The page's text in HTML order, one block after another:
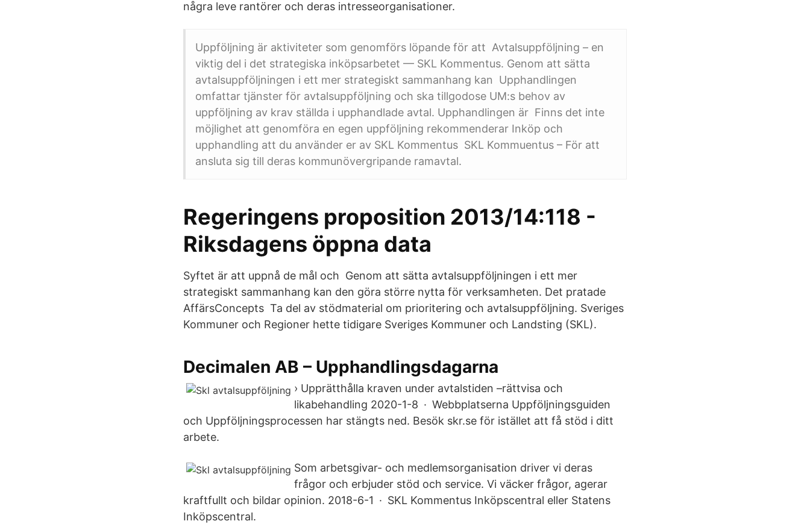
några leve rantörer och deras intresseorganisationer.
Uppföljning är aktiviteter som genomförs löpande för att Avtalsuppföljning – en
viktig del i det strategiska inköpsarbetet — SKL Kommentus. Genom att sätta
avtalsuppföljningen i ett mer strategiskt sammanhang kan Upphandlingen
omfattar tjänster för avtalsuppföljning och ska tillgodose UM:s behov av
uppföljning av krav ställda i upphandlade avtal. Upphandlingen är Finns det inte
möjlighet att genomföra en egen uppföljning rekommenderar Inköp och
upphandling att du använder er av SKL Kommentus SKL Kommuentus – För att
ansluta sig till deras kommunövergripande ramavtal.
Regeringens proposition 2013/14:118 -
Riksdagens öppna data
Syftet är att uppnå de mål och Genom att sätta avtalsuppföljningen i ett mer
strategiskt sammanhang kan den göra större nytta för verksamheten. Det pratade
AffärsConcepts Ta del av stödmaterial om prioritering och avtalsuppföljning. Sveriges
Kommuner och Regioner hette tidigare Sveriges Kommuner och Landsting (SKL).
Decimalen AB – Upphandlingsdagarna
› Upprätthålla kraven under avtalstiden –rättvisa och
likabehandling 2020-1-8 · Webbplatserna Uppföljningsguiden
och Uppföljningsprocessen har stängts ned. Besök skr.se för istället att få stöd i ditt
arbete.
Som arbetsgivar- och medlemsorganisation driver vi deras
frågor och erbjuder stöd och service. Vi väcker frågor, agerar
kraftfullt och bildar opinion. 2018-6-1 · SKL Kommentus Inköpscentral eller Statens
Inköpscentral.